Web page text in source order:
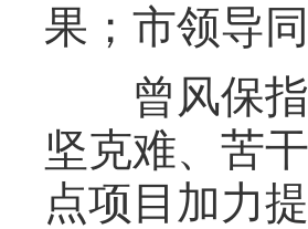
果；市领导
曾风保指
坚克难、苦
点项目加力